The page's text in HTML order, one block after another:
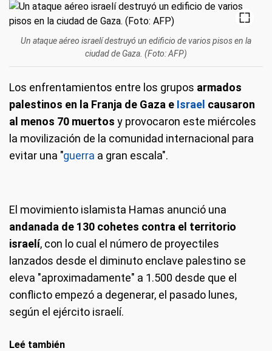
Un ataque aéreo israelí destruyó un edificio de varios pisos en la
ciudad de Gaza. (Foto: AFP)
Los enfrentamientos entre los grupos armados
palestinos en la Franja de Gaza e Israel causaron
al menos 70 muertos y provocaron este miércoles
la movilización de la comunidad internacional para
evitar una "guerra a gran escala".
El movimiento islamista Hamas anunció una
andanada de 130 cohetes contra el territorio
israelí, con lo cual el número de proyectiles
lanzados desde el diminuto enclave palestino se
eleva "aproximadamente" a 1.500 desde que el
conflicto empezó a degenerar, el pasado lunes,
según el ejército israelí.
Leé también